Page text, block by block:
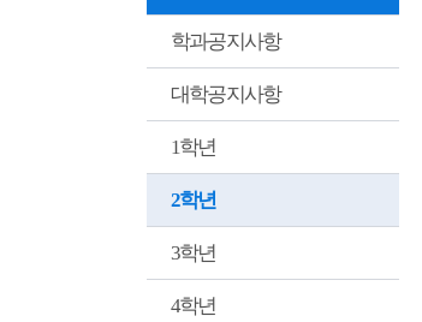
학과공지사항
대학공지사항
1학년
2학년
3학년
4학년